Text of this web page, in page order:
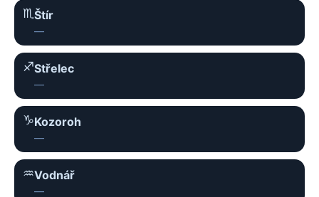
♏︎Štír
—
♐︎Střelec
—
♑︎Kozoroh
—
♒︎Vodnář
—